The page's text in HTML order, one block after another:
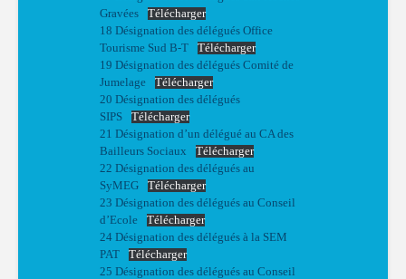
Gravées
Télécharger
18 Désignation des délégués Office
Tourisme Sud B-T
Télécharger
19 Désignation des délégués Comité de
Jumelage
Télécharger
20 Désignation des délégués
SIPS
Télécharger
21 Désignation d’un délégué au CA des
Bailleurs Sociaux
Télécharger
22 Désignation des délégués au
SyMEG
Télécharger
23 Désignation des délégués au Conseil
d’Ecole
Télécharger
24 Désignation des délégués à la SEM
PAT
Télécharger
25 Désignation des délégués au Conseil